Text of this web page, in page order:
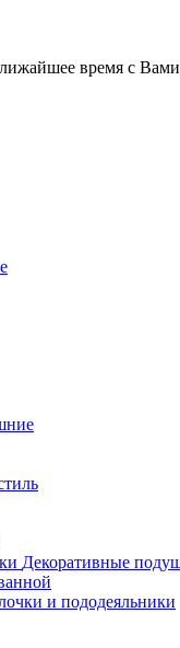
время с
Декоративные
и пододеяльники